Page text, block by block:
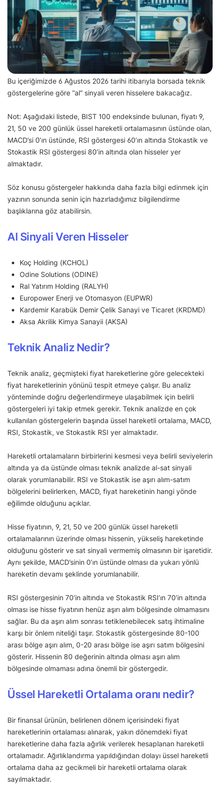
Bu içeriğimizde 6 Ağustos 2026 tarihi itibarıyla borsada teknik
göstergelerine göre “al” sinyali veren hisselere bakacağız.
Not: Aşağıdaki listede, BIST 100 endeksinde bulunan, fiyatı 9,
21, 50 ve 200 günlük üssel hareketli ortalamasının üstünde olan,
MACD’si 0’ın üstünde, RSI göstergesi 60’ın altında Stokastik ve
Stokastik RSI göstergesi 80’in altında olan hisseler yer
almaktadır.
Söz konusu göstergeler hakkında daha fazla bilgi edinmek için
yazının sonunda senin için hazırladığımız bilgilendirme
başlıklarına göz atabilirsin.
Al Sinyali Veren Hisseler
Koç Holding (KCHOL)
Odine Solutions (ODINE)
Ral Yatırım Holding (RALYH)
Europower Enerji ve Otomasyon (EUPWR)
Kardemir Karabük Demir Çelik Sanayi ve Ticaret (KRDMD)
Aksa Akrilik Kimya Sanayii (AKSA)
Teknik Analiz Nedir?
Teknik analiz, geçmişteki fiyat hareketlerine göre gelecekteki
fiyat hareketlerinin yönünü tespit etmeye çalışır. Bu analiz
yönteminde doğru değerlendirmeye ulaşabilmek için belirli
göstergeleri iyi takip etmek gerekir. Teknik analizde en çok
kullanılan göstergelerin başında üssel hareketli ortalama, MACD,
RSI, Stokastik, ve Stokastik RSI yer almaktadır.
Hareketli ortalamaların birbirlerini kesmesi veya belirli seviyelerin
altında ya da üstünde olması teknik analizde al-sat sinyali
olarak yorumlanabilir. RSI ve Stokastik ise aşırı alım-satım
bölgelerini belirlerken, MACD, fiyat hareketinin hangi yönde
eğilimde olduğunu açıklar.
Hisse fiyatının, 9, 21, 50 ve 200 günlük üssel hareketli
ortalamalarının üzerinde olması hissenin, yükseliş hareketinde
olduğunu gösterir ve sat sinyali vermemiş olmasının bir işaretidir.
Aynı şekilde, MACD’sinin 0’ın üstünde olması da yukarı yönlü
hareketin devamı şeklinde yorumlanabilir.
RSI göstergesinin 70’in altında ve Stokastik RSI’ın 70’in altında
olması ise hisse fiyatının henüz aşırı alım bölgesinde olmamasını
sağlar. Bu da aşırı alım sonrası tetiklenebilecek satış ihtimaline
karşı bir önlem niteliği taşır. Stokastik göstergesinde 80-100
arası bölge aşırı alım, 0-20 arası bölge ise aşırı satım bölgesini
gösterir. Hissenin 80 değerinin altında olması aşırı alım
bölgesinde olmaması adına önemli bir göstergedir.
Üssel Hareketli Ortalama oranı nedir?
Bir finansal ürünün, belirlenen dönem içerisindeki fiyat
hareketlerinin ortalaması alınarak, yakın dönemdeki fiyat
hareketlerine daha fazla ağırlık verilerek hesaplanan hareketli
ortalamadır. Ağırlıklandırma yapıldığından dolayı üssel hareketli
ortalama daha az gecikmeli bir hareketli ortalama olarak
sayılmaktadır.